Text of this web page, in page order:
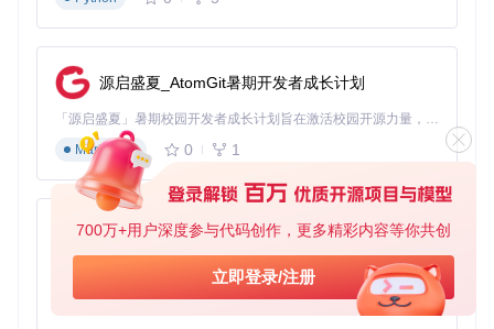
700万+用户深度参与代码创作，更多精彩内容等你共创
立即登录/注册
3.2 安全软件拦截问题
现象分析
程序启动时被防火墙阻止，或触发杀毒软件的「恶意程序」警
根本原因
开源工具的数字签名未被主流安全软件收录，导致误报。
阶梯式解决方案
在安全软件的「信任区」添加程序主目录InventoryKam
era/
InventoryKamera.exe访问网络和屏幕捕获权
限
将工具加入 Windows Defender 的「排除项」列表
源启盛夏_AtomGit暑期开发者成长计划
「源启盛夏」暑期校园开发者成长计划旨在激活校园开源力量，通过积分激励、认证扶持、资源倾斜等形式，引导高校组织和开发者完成「入驻 — 建项目 — 做贡献 — 获认证 — 得资源」的完整闭环。无论你是想带领社团入驻平台的组织者，还是希望用代码贡献证明自己的开发者，都能在这里找到属于你的成长路径。
Markdown
0 1
py-xiaozhi
基于Python的Xiaozhi AI，适用于想要完整Xiaozhi体验而无需拥有专用硬件的用户。
Python
0 1